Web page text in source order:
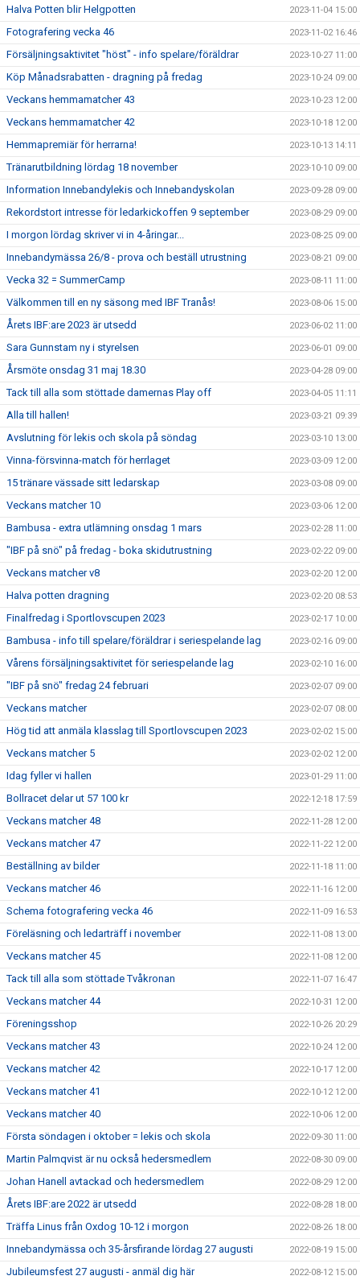
Halva Potten blir Helgpotten 2023-11-04 15:00
Fotografering vecka 46 2023-11-02 16:46
Försäljningsaktivitet "höst" - info spelare/föräldrar 2023-10-27 11:00
Köp Månadsrabatten - dragning på fredag 2023-10-24 09:00
Veckans hemmamatcher 43 2023-10-23 12:00
Veckans hemmamatcher 42 2023-10-18 12:00
Hemmapremiär för herrarna! 2023-10-13 14:11
Tränarutbildning lördag 18 november 2023-10-10 09:00
Information Innebandylekis och Innebandyskolan 2023-09-28 09:00
Rekordstort intresse för ledarkickoffen 9 september 2023-08-29 09:00
I morgon lördag skriver vi in 4-åringar... 2023-08-25 09:00
Innebandymässa 26/8 - prova och beställ utrustning 2023-08-21 09:00
Vecka 32 = SummerCamp 2023-08-11 11:00
Välkommen till en ny säsong med IBF Tranås! 2023-08-06 15:00
Årets IBF:are 2023 är utsedd 2023-06-02 11:00
Sara Gunnstam ny i styrelsen 2023-06-01 09:00
Årsmöte onsdag 31 maj 18.30 2023-04-28 09:00
Tack till alla som stöttade damernas Play off 2023-04-05 11:11
Alla till hallen! 2023-03-21 09:39
Avslutning för lekis och skola på söndag 2023-03-10 13:00
Vinna-försvinna-match för herrlaget 2023-03-09 12:00
15 tränare vässade sitt ledarskap 2023-03-08 09:00
Veckans matcher 10 2023-03-06 12:00
Bambusa - extra utlämning onsdag 1 mars 2023-02-28 11:00
"IBF på snö" på fredag - boka skidutrustning 2023-02-22 09:00
Veckans matcher v8 2023-02-20 12:00
Halva potten dragning 2023-02-20 08:53
Finalfredag i Sportlovscupen 2023 2023-02-17 10:00
Bambusa - info till spelare/föräldrar i seriespelande lag 2023-02-16 09:00
Vårens försäljningsaktivitet för seriespelande lag 2023-02-10 16:00
"IBF på snö" fredag 24 februari 2023-02-07 09:00
Veckans matcher 2023-02-07 08:00
Hög tid att anmäla klasslag till Sportlovscupen 2023 2023-02-02 15:00
Veckans matcher 5 2023-02-02 12:00
Idag fyller vi hallen 2023-01-29 11:00
Bollracet delar ut 57 100 kr 2022-12-18 17:59
Veckans matcher 48 2022-11-28 12:00
Veckans matcher 47 2022-11-22 12:00
Beställning av bilder 2022-11-18 11:00
Veckans matcher 46 2022-11-16 12:00
Schema fotografering vecka 46 2022-11-09 16:53
Föreläsning och ledarträff i november 2022-11-08 13:00
Veckans matcher 45 2022-11-08 12:00
Tack till alla som stöttade Tvåkronan 2022-11-07 16:47
Veckans matcher 44 2022-10-31 12:00
Föreningsshop 2022-10-26 20:29
Veckans matcher 43 2022-10-24 12:00
Veckans matcher 42 2022-10-17 12:00
Veckans matcher 41 2022-10-12 12:00
Veckans matcher 40 2022-10-06 12:00
Första söndagen i oktober = lekis och skola 2022-09-30 11:00
Martin Palmqvist är nu också hedersmedlem 2022-08-30 09:00
Johan Hanell avtackad och hedersmedlem 2022-08-29 12:00
Årets IBF:are 2022 är utsedd 2022-08-28 18:00
Träffa Linus från Oxdog 10-12 i morgon 2022-08-26 18:00
Innebandymässa och 35-årsfirande lördag 27 augusti 2022-08-19 15:00
Jubileumsfest 27 augusti - anmäl dig här 2022-08-12 15:00